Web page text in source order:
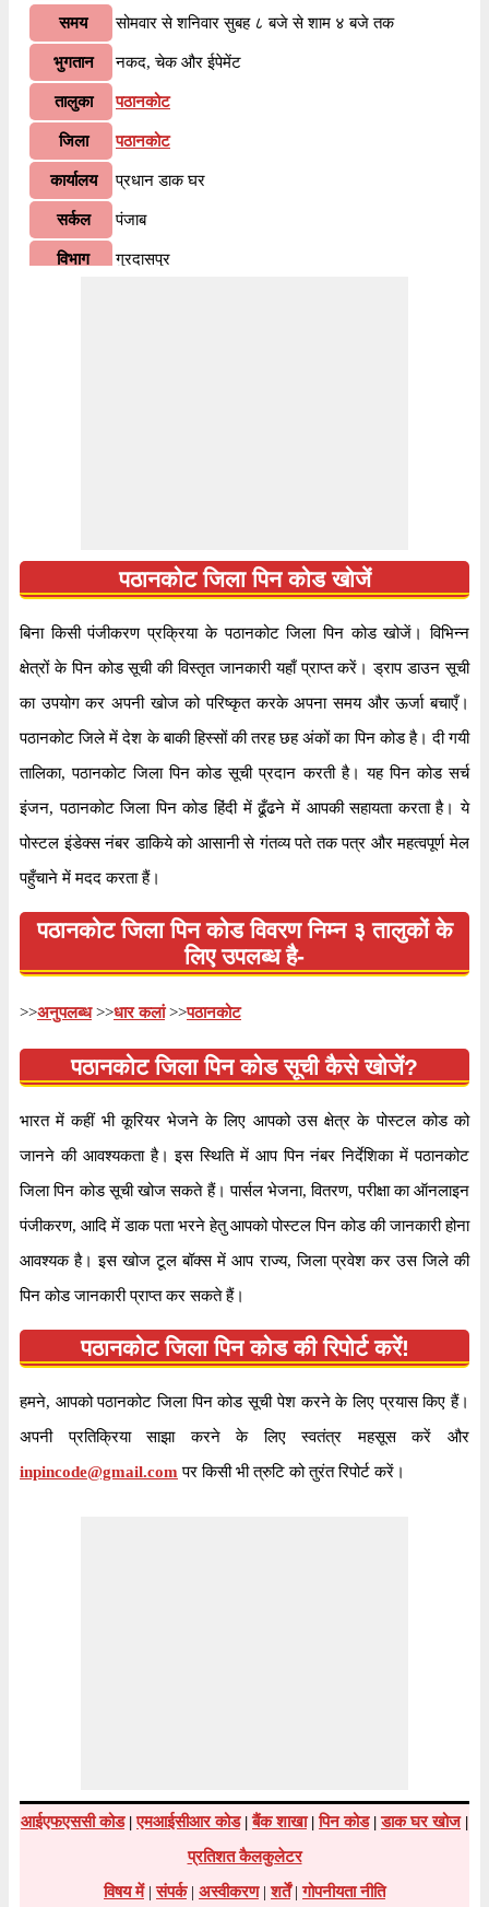
समय सोमवार से शनिवार सुबह ८ बजे से शाम ४ बजे तक
भुगतान नकद, चेक और ईपेमेंट
तालुका पठानकोट
जिला पठानकोट
कार्यालय प्रधान डाक घर
सर्कल पंजाब
विभाग गुरदासपुर
डाक घर दुनेरा एस.ओ
क्षेत्र चंडीगढ़ रीजन
स्थान धार कलां, पठानकोट
न
कोड दुनेरा एस.ओ
समय सोमवार से शनिवार सुबह ८ बजे से शाम ४ बजे तक
भुगतान नकद, चेक और ईपेमेंट
सर्कल पंजाब
विभाग गुरदासपुर
वितरण? हाँ
पृष्ठ of 5
परिणाम प्रति पृष्ठ
पठानकोट जिला पिन कोड खोजें
बिना किसी पंजीकरण प्रक्रिया के पठानकोट जिला पिन कोड खोजें। विभिन्न
क्षेत्रों के पिन कोड सूची की विस्तृत जानकारी यहाँ प्राप्त करें। ड्राप डाउन सूची
का उपयोग कर अपनी खोज को परिष्कृत करके अपना समय और ऊर्जा बचाएँ।
पठानकोट जिले में देश के बाकी हिस्सों की तरह छह अंकों का पिन कोड है। दी गयी
तालिका, पठानकोट जिला पिन कोड सूची प्रदान करती है। यह पिन कोड सर्च
इंजन, पठानकोट जिला पिन कोड हिंदी में ढूँढने में आपकी सहायता करता है। ये
पोस्टल इंडेक्स नंबर डाकिये को आसानी से गंतव्य पते तक पत्र और महत्वपूर्ण मेल
पहुँचाने में मदद करता हैं।
पठानकोट जिला पिन कोड विवरण निम्न ३ तालुकों के
लिए उपलब्ध है-
>>अनुपलब्ध>>धार कलां>>पठानकोट
पठानकोट जिला पिन कोड सूची कैसे खोजें?
भारत में कहीं भी कूरियर भेजने के लिए आपको उस क्षेत्र के पोस्टल कोड को
जानने की आवश्यकता है। इस स्थिति में आप पिन नंबर निर्देशिका में पठानकोट
जिला पिन कोड सूची खोज सकते हैं। पार्सल भेजना, वितरण, परीक्षा का ऑनलाइन
पंजीकरण, आदि में डाक पता भरने हेतु आपको पोस्टल पिन कोड की जानकारी होना
आवश्यक है। इस खोज टूल बॉक्स में आप राज्य, जिला प्रवेश कर उस जिले की
पिन कोड जानकारी प्राप्त कर सकते हैं।
पठानकोट जिला पिन कोड की रिपोर्ट करें!
हमने, आपको पठानकोट जिला पिन कोड सूची पेश करने के लिए प्रयास किए हैं।
अपनी प्रतिक्रिया साझा करने के लिए स्वतंत्र महसूस करें और
inpincode@gmail.com पर किसी भी त्रुटि को तुरंत रिपोर्ट करें।
आईएफएससी कोड|एमआईसीआर कोड|बैंक शाखा|पिन कोड|डाक घर खोज|
प्रतिशत कैलकुलेटर
विषय में|संपर्क| अस्वीकरण|शर्तें|गोपनीयता नीति